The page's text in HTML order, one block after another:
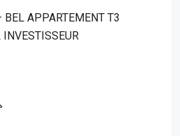
APPARTEMENT T3